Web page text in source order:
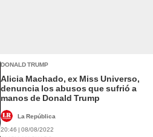
DONALD TRUMP
Alicia Machado, ex Miss Universo,
denuncia los abusos que sufrió a
manos de Donald Trump
La República
20:46 | 08/08/2022